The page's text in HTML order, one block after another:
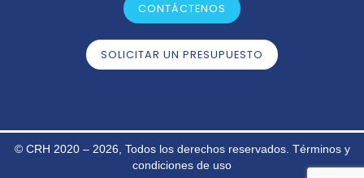
CONTÁCTENOS
SOLICITAR UN PRESUPUESTO
© CRH 2020 – 2026, Todos los derechos reservados. Términos y
condiciones de uso